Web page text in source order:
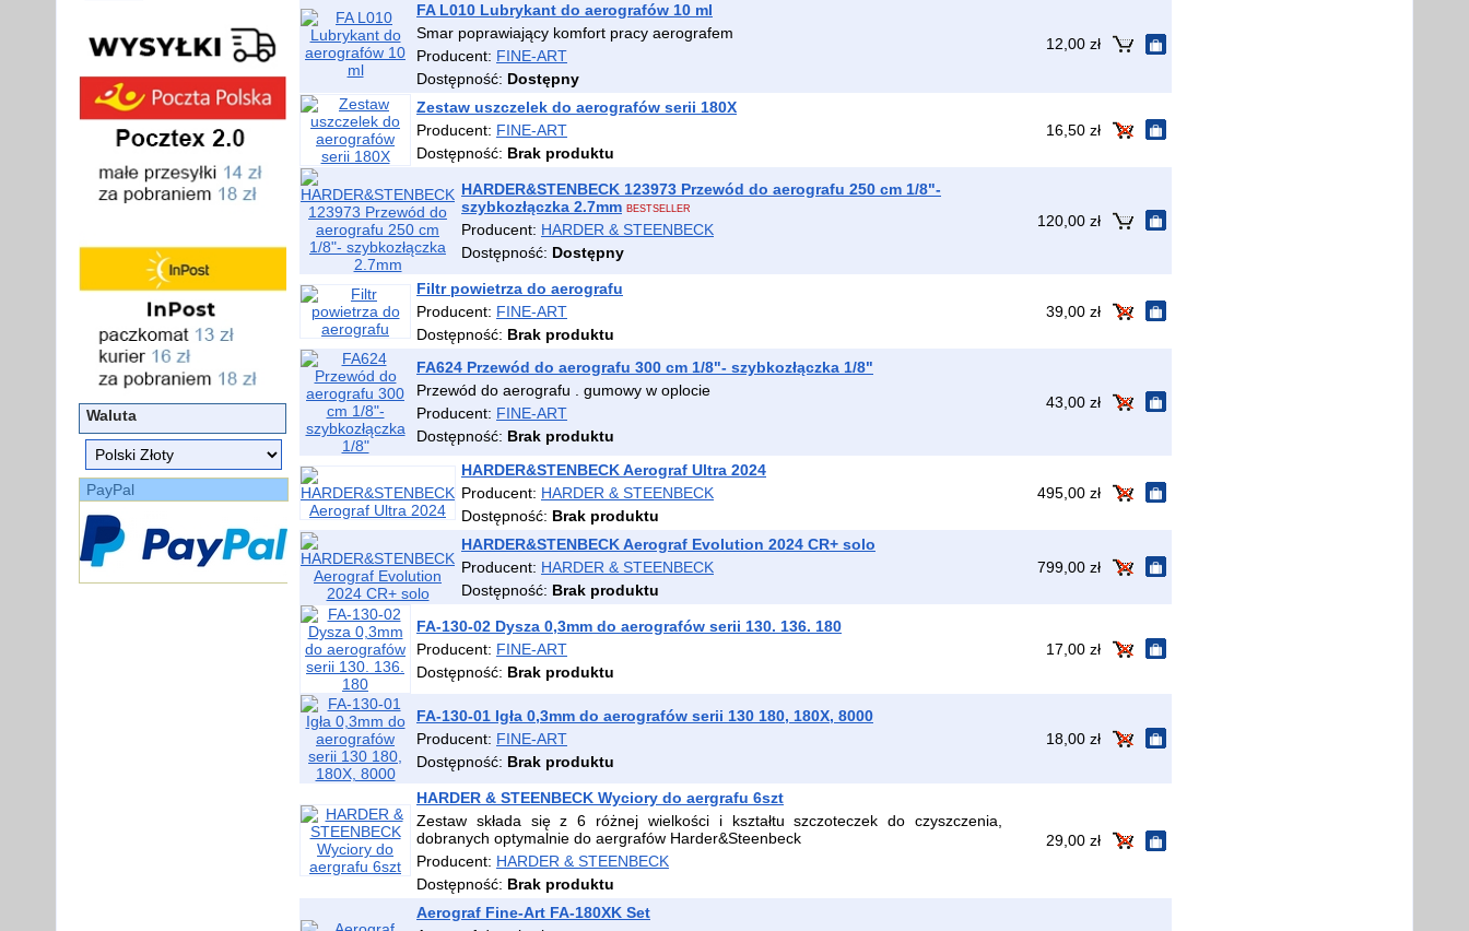
Waluta
PayPal
FA L010 Lubrykant do aerografów 10 ml
Smar poprawiający komfort pracy aerografem
Producent: FINE-ART
Dostępność: Dostępny
12,00 zł
Zestaw uszczelek do aerografów serii 180X
Producent: FINE-ART
Dostępność: Brak produktu
16,50 zł
HARDER&STENBECK 123973 Przewód do aerografu 250 cm 1/8"-
szybkozłączka 2.7mm BESTSELLER
Producent: HARDER & STEENBECK
Dostępność: Dostępny
120,00 zł
Filtr powietrza do aerografu
Producent: FINE-ART
Dostępność: Brak produktu
39,00 zł
FA624 Przewód do aerografu 300 cm 1/8"- szybkozłączka 1/8"
Przewód do aerografu . gumowy w oplocie
Producent: FINE-ART
Dostępność: Brak produktu
43,00 zł
HARDER&STENBECK Aerograf Ultra 2024
Producent: HARDER & STEENBECK
Dostępność: Brak produktu
495,00 zł
HARDER&STENBECK Aerograf Evolution 2024 CR+ solo
Producent: HARDER & STEENBECK
Dostępność: Brak produktu
799,00 zł
FA-130-02 Dysza 0,3mm do aerografów serii 130. 136. 180
Producent: FINE-ART
Dostępność: Brak produktu
17,00 zł
FA-130-01 Igła 0,3mm do aerografów serii 130 180, 180X, 8000
Producent: FINE-ART
Dostępność: Brak produktu
18,00 zł
HARDER & STEENBECK Wyciory do aergrafu 6szt
Zestaw składa się z 6 różnej wielkości i kształtu szczoteczek do czyszczenia,
dobranych optymalnie do aergrafów Harder&Steenbeck
Producent: HARDER & STEENBECK
Dostępność: Brak produktu
29,00 zł
Aerograf Fine-Art FA-180XK Set